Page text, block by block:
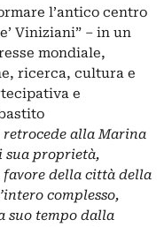
l’antico centro
Viniziani” – in un
mondiale,
ricerca, cultura e
e
retrocede alla Marina
sua proprietà,
della città della
complesso,
suo tempo dalla